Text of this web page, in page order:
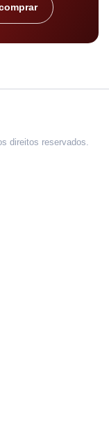
direitos reservados.